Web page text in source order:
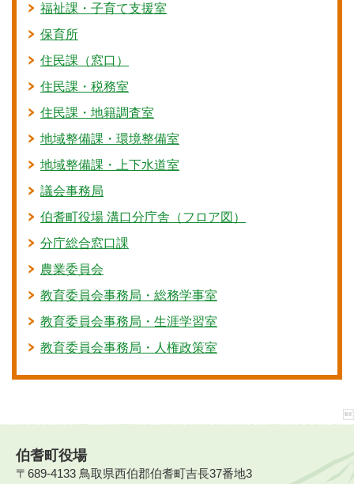
福祉課・子育て支援室
保育所
住民課（窓口）
住民課・税務室
住民課・地籍調査室
地域整備課・環境整備室
地域整備課・上下水道室
議会事務局
伯耆町役場 溝口分庁舎（フロア図）
分庁総合窓口課
農業委員会
教育委員会事務局・総務学事室
教育委員会事務局・生涯学習室
教育委員会事務局・人権政策室
伯耆町役場
〒689-4133 鳥取県西伯郡伯耆町吉長37番地3